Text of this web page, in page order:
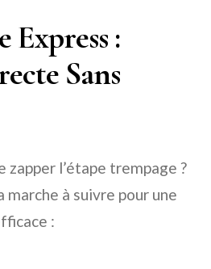
Express :
Sans
zapper l’étape trempage ?
marche à suivre pour une
: